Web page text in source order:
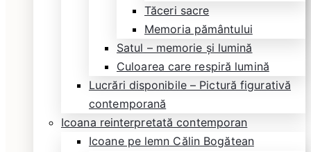
Tăceri sacre
Memoria pământului
Satul – memorie și lumină
Culoarea care respiră lumină
Lucrări disponibile – Pictură figurativă
contemporană
Icoana reinterpretată contemporan
Icoane pe lemn Călin Bogătean